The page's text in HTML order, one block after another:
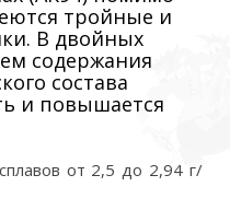
тройные и
В двойных
содержания
состава
и повышается
от 2,5 до 2,94 г/